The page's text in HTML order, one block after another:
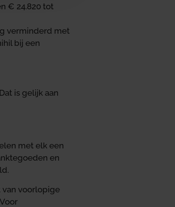
€ 24.820 tot
verminderd met
bij een
is gelijk aan
met elk een
en
voorlopige